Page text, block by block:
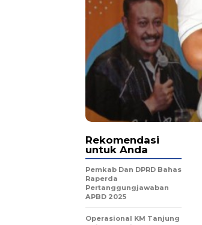
Rekomendasi
untuk Anda
Pemkab Dan DPRD Bahas
Raperda
Pertanggungjawaban
APBD 2025
Operasional KM Tanjung